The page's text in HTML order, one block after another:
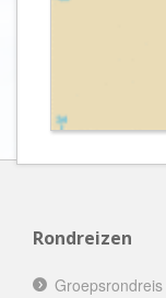
Rondreizen
Groepsrondreis